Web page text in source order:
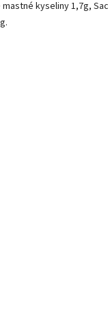
kyseliny 1,7g,